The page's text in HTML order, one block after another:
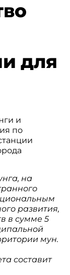
для
и
по
на
развития,
в сумме 5
мун.
составит